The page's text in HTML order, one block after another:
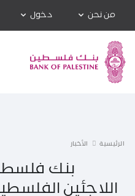
من نحن دخول
الرئيسية الأخبار
بنك
اللاجئين